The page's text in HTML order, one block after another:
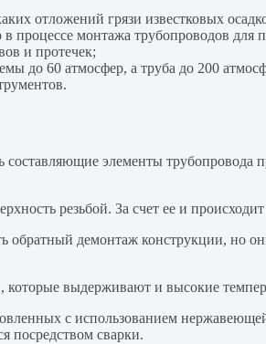
отложений грязи известковых
в процессе монтажа трубопроводов
и протечек;
до 60 атмосфер, а труба до 200
элементы трубопровода
резьбой. За счет ее и
обратный демонтаж конструкции, но
которые выдерживают и высокие
с использованием
посредством сварки.